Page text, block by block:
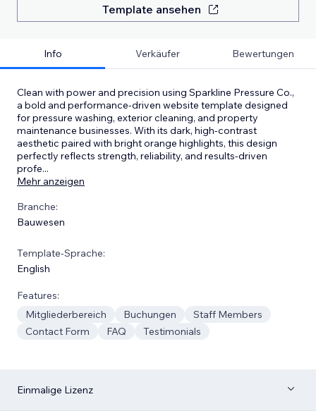
Template ansehen
Info Verkäufer Bewertungen
Clean with power and precision using Sparkline Pressure Co.,
a bold and performance-driven website template designed
for pressure washing, exterior cleaning, and property
maintenance businesses. With its dark, high-contrast
aesthetic paired with bright orange highlights, this design
perfectly reflects strength, reliability, and results-driven
profe...
Mehr anzeigen
Branche:
Bauwesen
Template-Sprache:
English
Features:
Mitgliederbereich
Buchungen
Staff Members
Contact Form
FAQ Testimonials
Einmalige Lizenz